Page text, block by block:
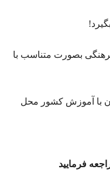
بصورت متناسب با
با آموزش کشور محل
فرمایید